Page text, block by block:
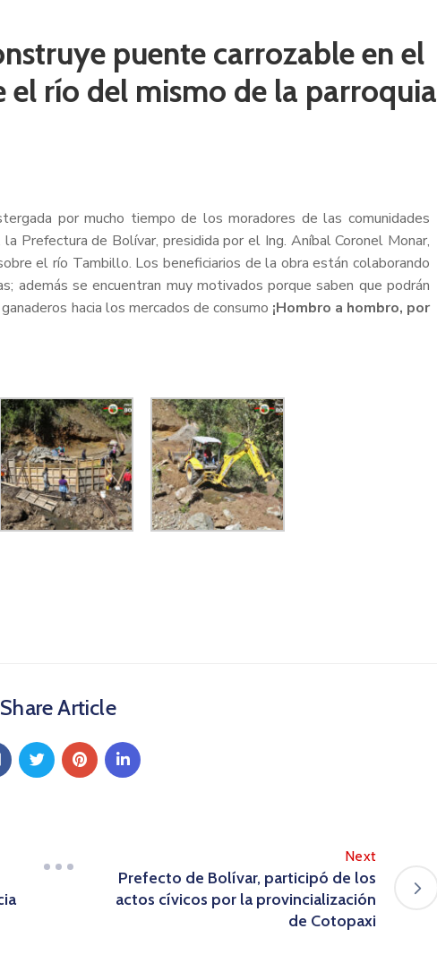
puente carrozable en el
el río del mismo de la parroquia
por mucho tiempo de los moradores de las comunidades
Prefectura de Bolívar, presidida por el Ing. Aníbal Coronel Monar,
el río Tambillo. Los beneficiarios de la obra están colaborando
además se encuentran muy motivados porque saben que podrán
hacia los mercados de consumo ¡Hombro a hombro, por
Share Article
Next
Prefecto de Bolívar, participó de los
actos cívicos por la provincialización
de Cotopaxi